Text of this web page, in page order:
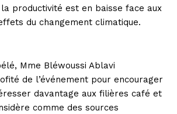
productivité est en baisse face aux
du changement climatique.
Mme Bléwoussi Ablavi
de l’événement pour encourager
davantage aux filières café et
comme des sources